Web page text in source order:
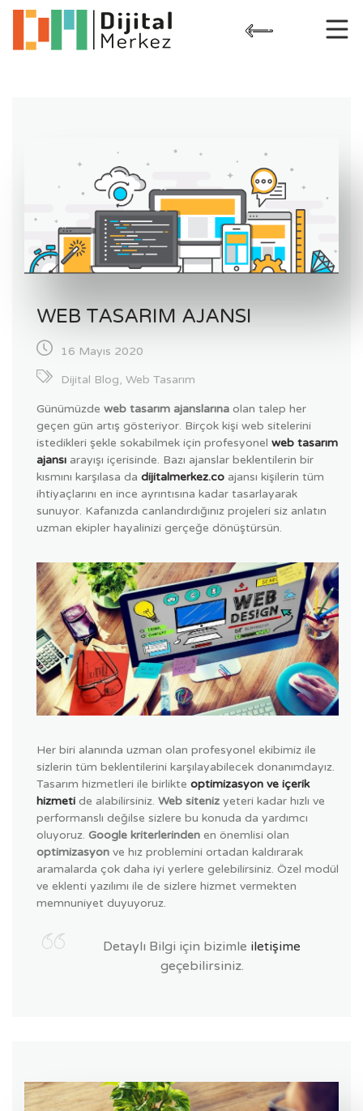
Skip
content
WEB TASARIM AJANSI
16 Mayıs 2020
Dijital Blog, Web Tasarım
Günümüzde web tasarım ajanslarına olan talep her
geçen gün artış gösteriyor. Birçok kişi web sitelerini
istedikleri şekle sokabilmek için profesyonel web tasarım
ajansı arayışı içerisinde. Bazı ajanslar beklentilerin bir
kısmını karşılasa da dijitalmerkez.co ajansı kişilerin tüm
ihtiyaçlarını en ince ayrıntısına kadar tasarlayarak
sunuyor. Kafanızda canlandırdığınız projeleri siz anlatın
uzman ekipler hayalinizi gerçeğe dönüştürsün.
Her biri alanında uzman olan profesyonel ekibimiz ile
sizlerin tüm beklentilerini karşılayabilecek donanımdayız.
Tasarım hizmetleri ile birlikte optimizasyon ve içerik
hizmeti de alabilirsiniz. Web siteniz yeteri kadar hızlı ve
performanslı değilse sizlere bu konuda da yardımcı
oluyoruz. Google kriterlerinden en önemlisi olan
optimizasyon ve hız problemini ortadan kaldırarak
aramalarda çok daha iyi yerlere gelebilirsiniz. Özel modül
ve eklenti yazılımı ile de sizlere hizmet vermekten
memnuniyet duyuyoruz.
Detaylı Bilgi için bizimle iletişime
geçebilirsiniz.